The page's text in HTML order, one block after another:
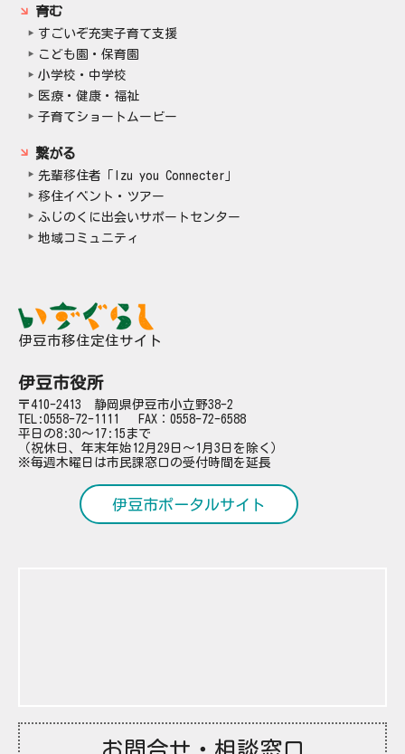
育む
すごいぞ充実子育て支援
こども園・保育園
小学校・中学校
医療・健康・福祉
子育てショートムービー
繋がる
先輩移住者「Izu you Connecter」
移住イベント・ツアー
ふじのくに出会いサポートセンター
地域コミュニティ
伊豆市移住定住サイト
伊豆市役所
〒410-2413 静岡県伊豆市小立野38-2
TEL:0558-72-1111
FAX：0558-72-6588
平日の8:30～17:15まで
（祝休日、年末年始12月29日～1月3日を除く）
※毎週木曜日は市民課窓口の受付時間を延長
伊豆市ポータルサイト
お問合せ・相談窓口